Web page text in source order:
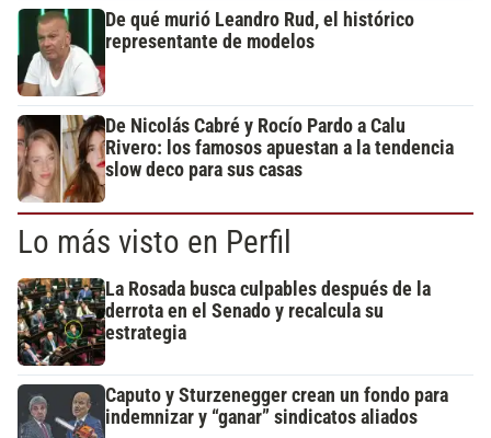
De qué murió Leandro Rud, el histórico
representante de modelos
De Nicolás Cabré y Rocío Pardo a Calu
Rivero: los famosos apuestan a la tendencia
slow deco para sus casas
Lo más visto en Perfil
La Rosada busca culpables después de la
derrota en el Senado y recalcula su
estrategia
Caputo y Sturzenegger crean un fondo para
indemnizar y “ganar” sindicatos aliados